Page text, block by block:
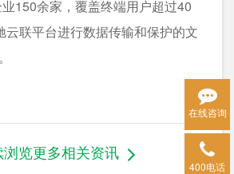
150余家，覆盖终端用户超过40
云联平台进行数据传输和保护的文
览更多相关资讯
在线咨询
400电话